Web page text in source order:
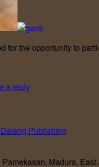
for the opportunity to
a reply
Dalang Publishing
Madura,